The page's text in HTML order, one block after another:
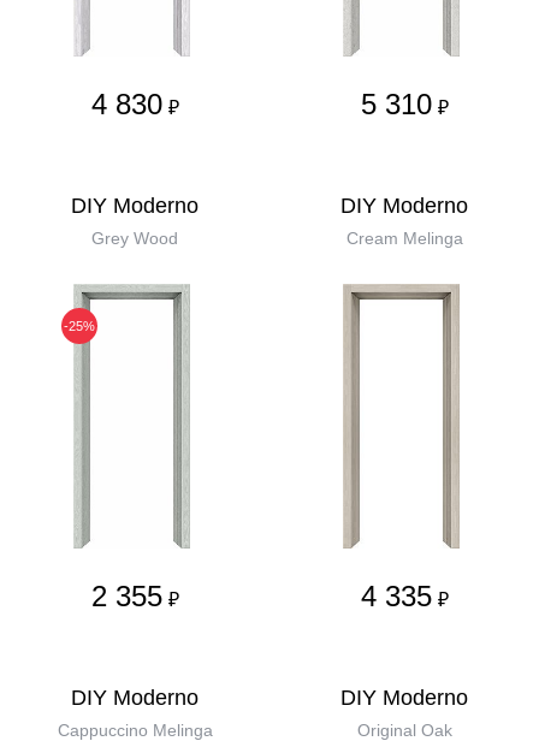
4 830 ₽ 5 310 ₽
DIY Moderno
Grey Wood
-25%
2 355 ₽
DIY Moderno
Cream Melinga
4 335 ₽
DIY Moderno
Cappuccino Melinga
DIY Moderno
Original Oak